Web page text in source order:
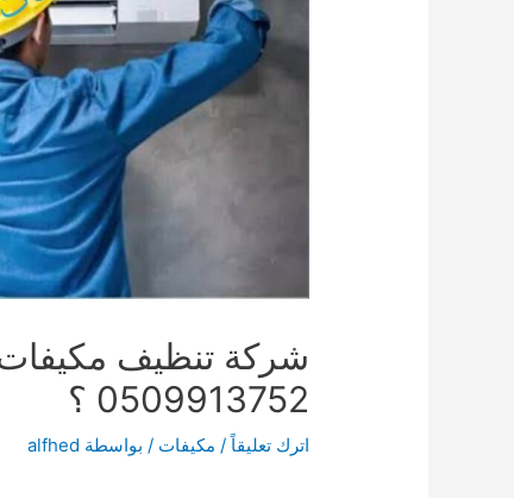
شركة تنظيف مكيفات
0509913752 ؟
اترك تعليقاً / مكيفات / بواسطة alfhed